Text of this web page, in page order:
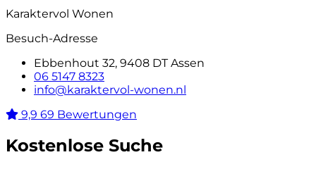
Karaktervol Wonen
Besuch-Adresse
Ebbenhout 32, 9408 DT Assen
06 5147 8323
info@karaktervol-wonen.nl
9,9 69 Bewertungen
Kostenlose Suche